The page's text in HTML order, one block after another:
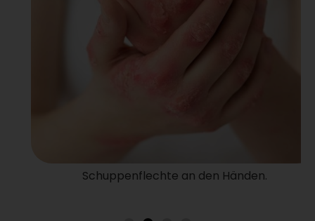
Schuppenflechte an den Händen.